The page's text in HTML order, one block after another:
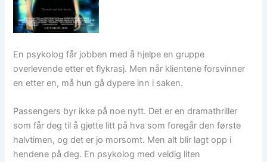
En psykolog får jobben med å hjelpe en gruppe
overlevende etter et flykrasj. Men når klientene forsvinner
en etter en, må hun gå dypere inn i saken.
Passengers byr ikke på noe nytt. Det er en dramathriller
som får deg til å gjette litt på hva som foregår den første
halvtimen, og det er jo morsomt. Men alt blir lagt opp i
hendene på deg. En psykolog med veldig liten